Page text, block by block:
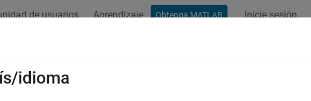
de usuarios Aprendizaje Obtenga MATLAB Inicie sesión
idioma